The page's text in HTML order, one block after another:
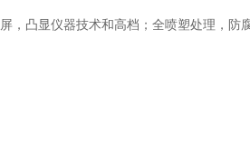
，凸显仪器技术和高档；全喷塑处理，防